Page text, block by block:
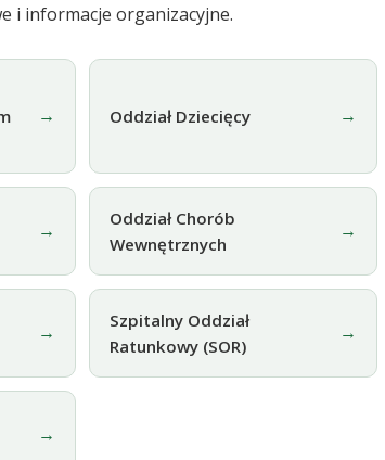
i informacje organizacyjne.
→ Oddział Dziecięcy →
→
Oddział Chorób
Wewnętrznych
→
→
Szpitalny Oddział
Ratunkowy (SOR)
→
→